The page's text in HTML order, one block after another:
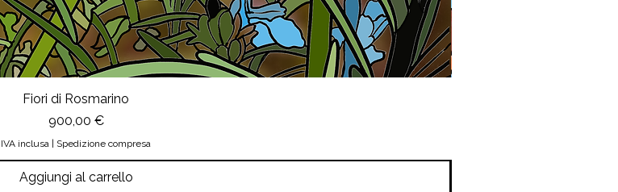
Fiori di Rosmarino
Prezzo
900,00 €
IVA inclusa Spedizione compresa
Aggiungi al carrello